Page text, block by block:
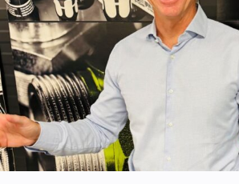
Abonner på fagbladet Byggfakta
Annonsere i VVS Aktuelt
Kontakt oss
Tips oss
eBlad